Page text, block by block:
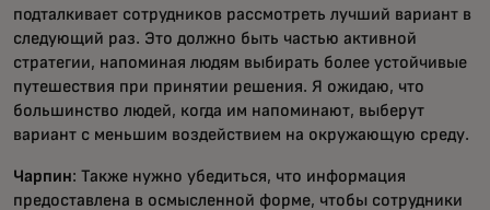
подталкивает сотрудников рассмотреть лучший вариант в
следующий раз. Это должно быть частью активной
стратегии, напоминая людям выбирать более устойчивые
путешествия при принятии решения. Я ожидаю, что
большинство людей, когда им напоминают, выберут
вариант с меньшим воздействием на окружающую среду.
Чарпин: Также нужно убедиться, что информация
предоставлена в осмысленной форме, чтобы сотрудники